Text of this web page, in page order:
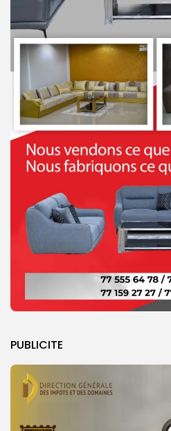
PUBLICITE